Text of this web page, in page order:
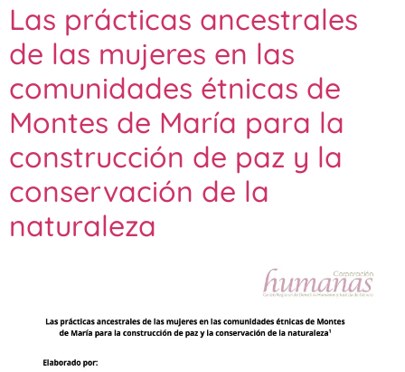
Las prácticas ancestrales
de las mujeres en las
comunidades étnicas de
Montes de María para la
construcción de paz y la
conservación de la
naturaleza